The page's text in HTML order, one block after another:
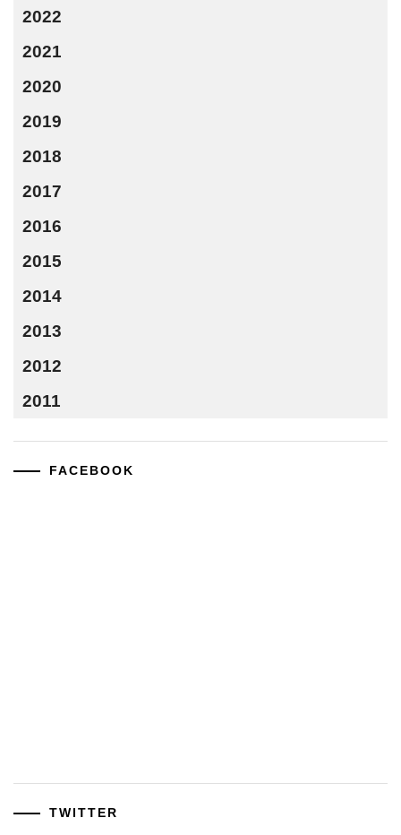
2022
2021
2020
2019
2018
2017
2016
2015
2014
2013
2012
2011
FACEBOOK
TWITTER